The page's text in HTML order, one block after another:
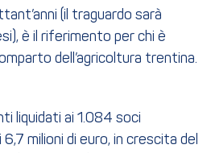
(il traguardo sarà
è il riferimento per chi è
dell’agricoltura trentina.
liquidati ai 1.084 soci
milioni di euro, in crescita del